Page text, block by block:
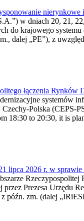
w dniach 20, 21,
do krajowego
dalej „PE”), z
łączenia Rynków
systemów
Polska (CEPS-
18:30 to 20:30, it is
lipca 2026 r. w
przez Prezesa
zm. (dalej